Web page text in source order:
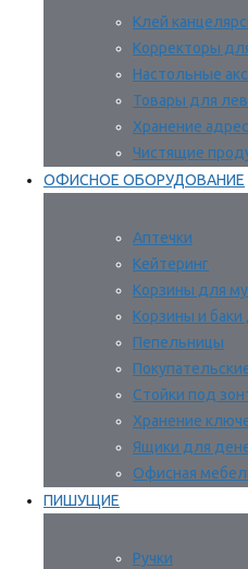
Клей
Корректоры
Настольные
Товары для
Хранение
Чистящие
ОФИСНОЕ ОБОРУДОВАНИЕ
Аптечки
Кейтеринг
Корзины для
Корзины и баки
Пепельницы
Стойки под
Хранение
Ящики для
Офисная
ПИШУЩИЕ
Ручки